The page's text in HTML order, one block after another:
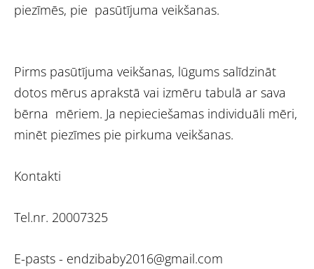
piezīmēs, pie pasūtījuma veikšanas.
Pirms pasūtījuma veikšanas, lūgums salīdzināt
dotos mērus aprakstā vai izmēru tabulā ar sava
bērna mēriem. Ja nepieciešamas individuāli mēri,
minēt piezīmes pie pirkuma veikšanas.
Kontakti
Tel.nr. 20007325
E-pasts - endzibaby2016@gmail.com